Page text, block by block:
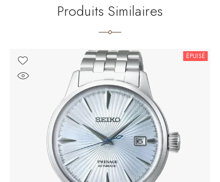
Produits Similaires
ÉPUISÉ